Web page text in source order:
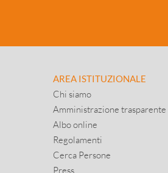
AREA ISTITUZIONALE
Chi siamo
Amministrazione trasparente
Albo online
Regolamenti
Cerca Persone
Press